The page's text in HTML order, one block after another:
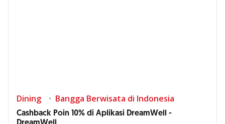
Dining Bangga Berwisata di Indonesia
Cashback Poin 10% di Aplikasi DreamWell -